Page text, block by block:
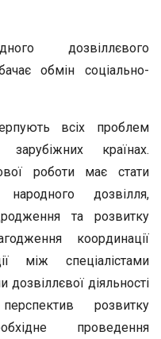
дозвіллєвого
обмін соціально-
всіх проблем
країнах.
роботи має стати
народного дозвілля,
та розвитку
координації
між спеціалістами
діяльності
розвитку
проведення